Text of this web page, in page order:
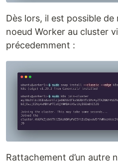
Dès lors, il est possible
noeud Worker au cluster
précedemment :
Rattachement d’un autre